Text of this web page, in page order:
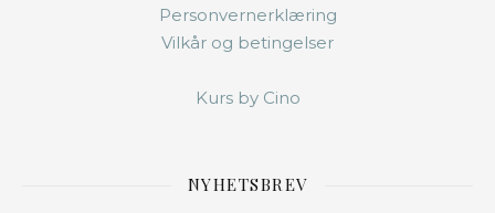
Personvernerklæring
Vilkår og betingelser
Kurs by Cino
NYHETSBREV